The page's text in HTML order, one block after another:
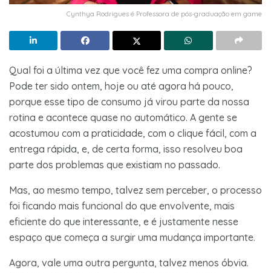
Cynthya Rodrigues é Professora de pós-graduação em game
Qual foi a última vez que você fez uma compra online?
Pode ter sido ontem, hoje ou até agora há pouco,
porque esse tipo de consumo já virou parte da nossa
rotina e acontece quase no automático. A gente se
acostumou com a praticidade, com o clique fácil, com a
entrega rápida, e, de certa forma, isso resolveu boa
parte dos problemas que existiam no passado.
Mas, ao mesmo tempo, talvez sem perceber, o processo
foi ficando mais funcional do que envolvente, mais
eficiente do que interessante, e é justamente nesse
espaço que começa a surgir uma mudança importante.
Agora, vale uma outra pergunta, talvez menos óbvia.